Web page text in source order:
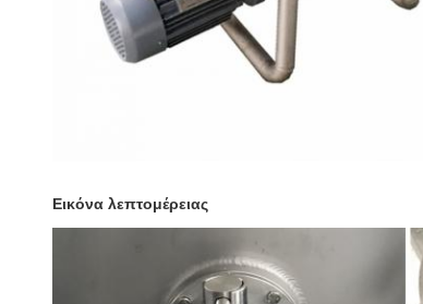
Εικόνα λεπτομέρειας